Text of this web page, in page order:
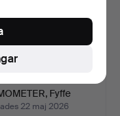
Fyffe
22 maj 2026